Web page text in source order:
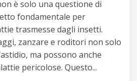
è solo una questione di
fondamentale per
trasmesse dagli insetti.
zanzare e roditori non solo
ma possono anche
pericolose. Questo...